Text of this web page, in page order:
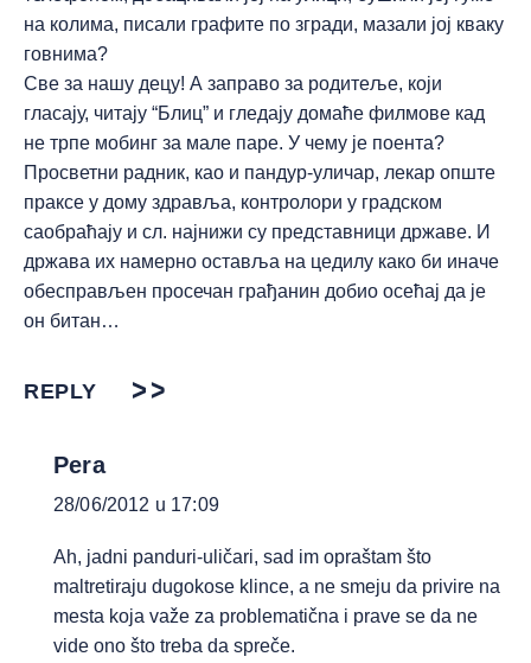
на колима, писали графите по згради, мазали јој кваку
говнима?
Све за нашу децу! А заправо за родитеље, који
гласају, читају “Блиц” и гледају домаће филмове кад
не трпе мобинг за мале паре. У чему је поента?
Просветни радник, као и пандур-уличар, лекар опште
праксе у дому здравља, контролори у градском
саобраћају и сл. најнижи су представници државе. И
држава их намерно оставља на цедилу како би иначе
обесправљен просечан грађанин добио осећај да је
он битан…
REPLY
Pera
28/06/2012 u 17:09
Ah, jadni panduri-uličari, sad im opraštam što
maltretiraju dugokose klince, a ne smeju da privire na
mesta koja važe za problematična i prave se da ne
vide ono što treba da spreče.